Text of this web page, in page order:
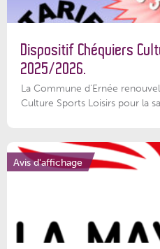
Dispositif Chéquiers
2025/2026.
La Commune d'Ernée
Culture Sports Loisirs pour la
Avis d'affichage